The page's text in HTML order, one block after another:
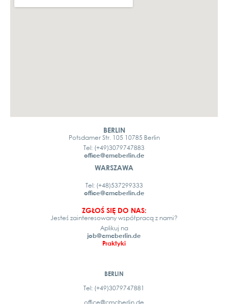
BERLIN
Potsdamer Str. 105 10785 Berlin
Tel: (+49)3079747883
office@cmcberlin.de
WARSZAWA
Tel: (+48)537299333
office@cmcberlin.de
ZGŁOŚ SIĘ DO NAS:
Jesteś zainteresowany współpracą z nami?
Aplikuj na
job@cmcberlin.de
Praktyki
BERLIN
Tel: (+49)3079747881
office@cmcberlin.de